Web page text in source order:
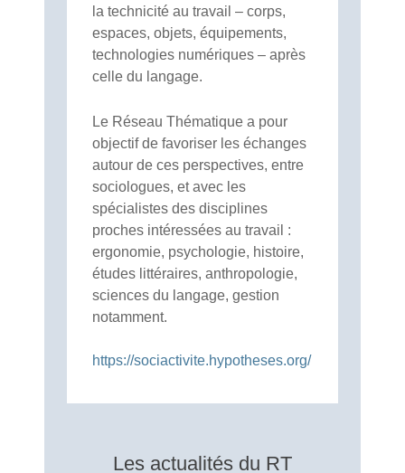
la technicité au travail – corps,
espaces, objets, équipements,
technologies numériques – après
celle du langage.
Le Réseau Thématique a pour
objectif de favoriser les échanges
autour de ces perspectives, entre
sociologues, et avec les
spécialistes des disciplines
proches intéressées au travail :
ergonomie, psychologie, histoire,
études littéraires, anthropologie,
sciences du langage, gestion
notamment.
https://sociactivite.hypotheses.org/
Les actualités du RT